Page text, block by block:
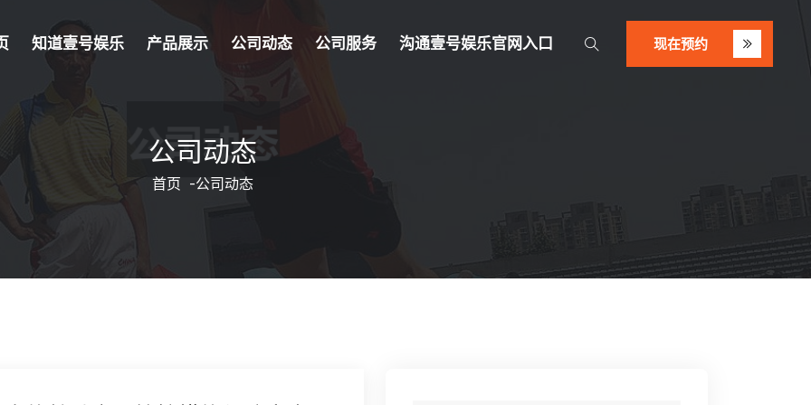
知道壹号娱乐 产品展示 公司动态 公司服务 沟通壹号娱乐官网入口 现在预约
公司动态
首页 -公司动态